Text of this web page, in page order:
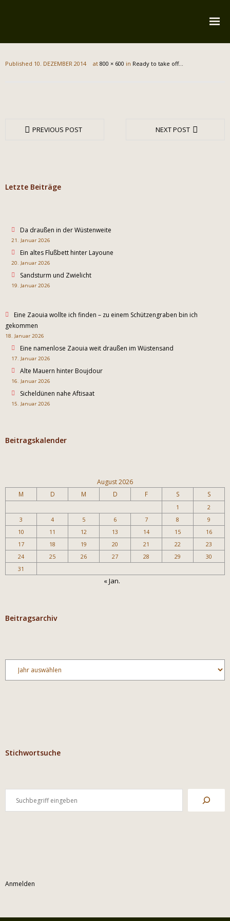
Datenschutz
Published 10. DEZEMBER 2014 at 800 × 600 in Ready to take off…
PREVIOUS POST NEXT POST
Letzte Beiträge
Da draußen in der Wüstenweite
21. Januar 2026
Ein altes Flußbett hinter Layoune
20. Januar 2026
Sandsturm und Zwielicht
19. Januar 2026
Eine Zaouia wollte ich finden – zu einem Schützengraben bin ich
gekommen
18. Januar 2026
Eine namenlose Zaouia weit draußen im Wüstensand
17. Januar 2026
Alte Mauern hinter Boujdour
16. Januar 2026
Sicheldünen nahe Aftisaat
15. Januar 2026
Beitragskalender
August 2026
M D M D F S S
1
2
3
4 5 6 7 8
9
10
11 12 13 14 15
16
17
18 19 20 21 22
23
24
25 26 27 28 29
30
31
« Jan.
Beitragsarchiv
Archiv
Stichwortsuche
Anmelden